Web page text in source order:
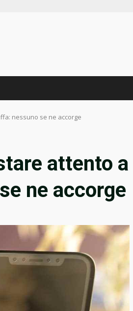
nessuno se ne accorge
attento a
ne accorge